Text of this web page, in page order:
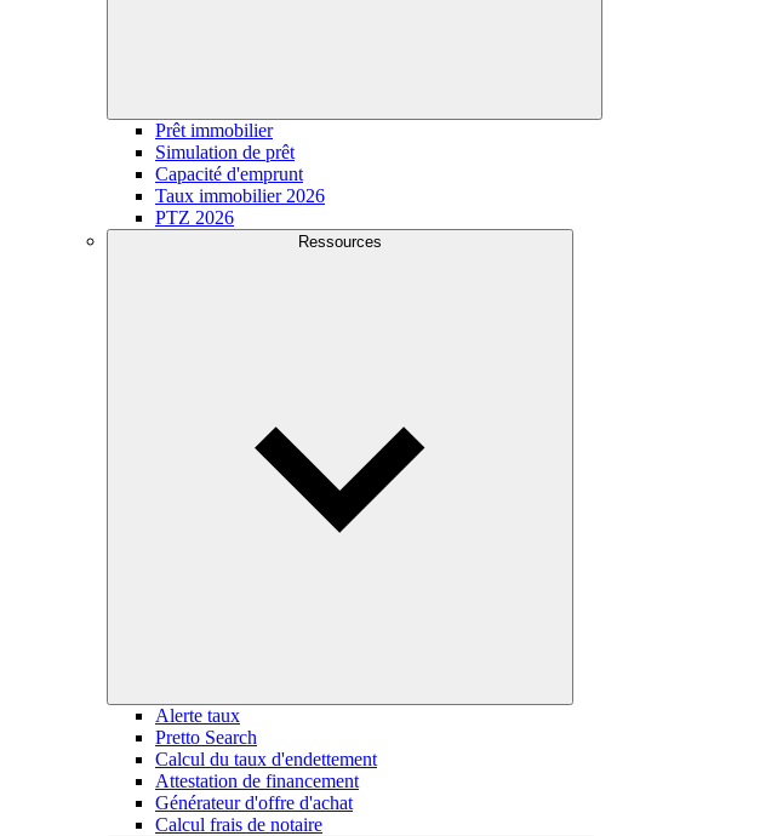
Prêt immobilier
Simulation de prêt
Capacité d'emprunt
Taux immobilier 2026
PTZ 2026
Ressources
Alerte taux
Pretto Search
Calcul du taux d'endettement
Attestation de financement
Générateur d'offre d'achat
Calcul frais de notaire